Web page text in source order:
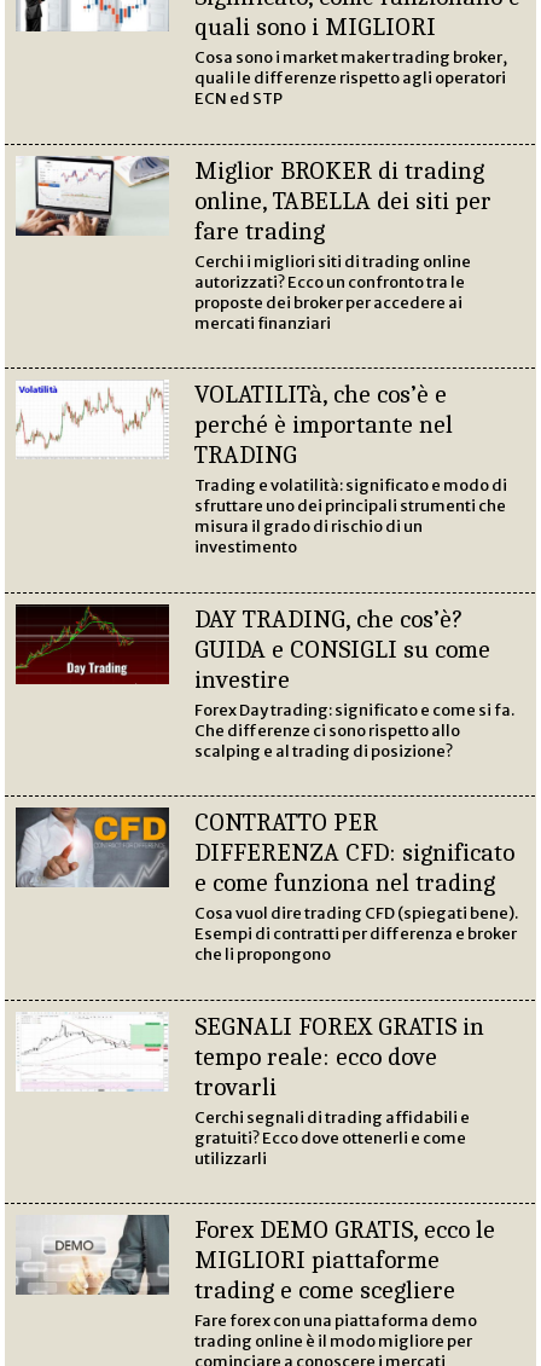
quali sono i MIGLIORI
Cosa sono i market maker trading broker,
quali le differenze rispetto agli operatori
ECN ed STP
Miglior BROKER di trading
online, TABELLA dei siti per
fare trading
Cerchi i migliori siti di trading online
autorizzati? Ecco un confronto tra le
proposte dei broker per accedere ai
mercati finanziari
VOLATILITà, che cos’è e
perché è importante nel
TRADING
Trading e volatilità: significato e modo di
sfruttare uno dei principali strumenti che
misura il grado di rischio di un
investimento
DAY TRADING, che cos’è?
GUIDA e CONSIGLI su come
investire
Forex Day trading: significato e come si fa.
Che differenze ci sono rispetto allo
scalping e al trading di posizione?
CONTRATTO PER
DIFFERENZA CFD: significato
e come funziona nel trading
Cosa vuol dire trading CFD (spiegati bene).
Esempi di contratti per differenza e broker
che li propongono
SEGNALI FOREX GRATIS in
tempo reale: ecco dove
trovarli
Cerchi segnali di trading affidabili e
gratuiti? Ecco dove ottenerli e come
utilizzarli
Forex DEMO GRATIS, ecco le
MIGLIORI piattaforme
trading e come scegliere
Fare forex con una piattaforma demo
trading online è il modo migliore per